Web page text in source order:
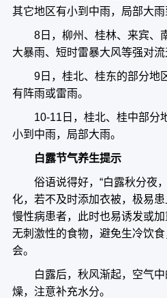
其它地区有小到中雨，局部大雨
8日，柳州、桂林、来宾、
大暴雨、短时雷暴大风等强对
9日，桂北、桂东的部分地
有阵雨或雷雨。
10-11日，桂北、桂中部分
小到中雨，局部大雨。
白露节气养生提示
俗语说得好，“白露秋分夜
化，若不及时添加衣被，极易
慢性病患者，此时也易诱发或
无刺激性的食物，避免生冷饮
会。
白露后，秋风渐起，空气
燥，注意补充水分。